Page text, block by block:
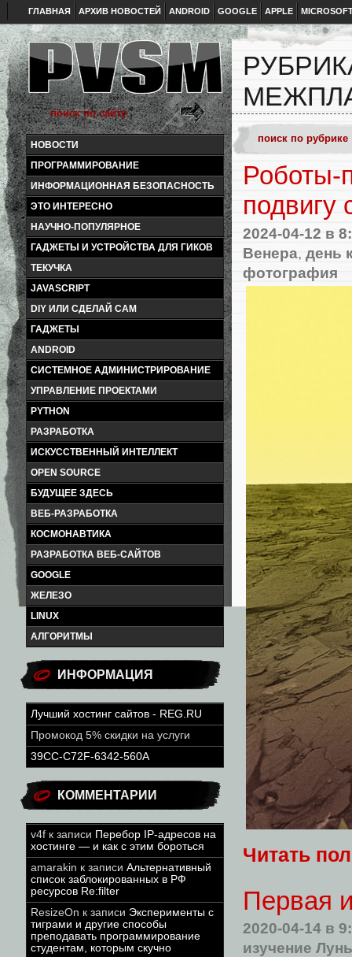
ГЛАВНАЯ АРХИВ НОВОСТЕЙ ANDROID GOOGLE APPLE
НОВОСТИ
ПРОГРАММИРОВАНИЕ
ИНФОРМАЦИОННАЯ БЕЗОПАСНОСТЬ
ЭТО ИНТЕРЕСНО
НАУЧНО-ПОПУЛЯРНОЕ
ГАДЖЕТЫ И УСТРОЙСТВА ДЛЯ ГИКОВ
ТЕКУЧКА
JAVASCRIPT
DIY ИЛИ СДЕЛАЙ САМ
ГАДЖЕТЫ
ANDROID
СИСТЕМНОЕ АДМИНИСТРИРОВАНИЕ
УПРАВЛЕНИЕ ПРОЕКТАМИ
PYTHON
РАЗРАБОТКА
ИСКУССТВЕННЫЙ ИНТЕЛЛЕКТ
OPEN SOURCE
БУДУЩЕЕ ЗДЕСЬ
ВЕБ-РАЗРАБОТКА
КОСМОНАВТИКА
РАЗРАБОТКА ВЕБ-САЙТОВ
GOOGLE
ЖЕЛЕЗО
LINUX
АЛГОРИТМЫ
ИНФОРМАЦИЯ
Лучший хостинг сайтов - REG.RU
Промокод 5% скидки на услуги
39CC-C72F-6342-560A
КОММЕНТАРИИ
v4f к записи Перебор IP-адресов на
хостинге — и как с этим бороться
amarakin к записи Альтернативный
список заблокированных в РФ
ресурсов Re:filter
ResizeOn к записи Эксперименты с
тиграми и другие способы
преподавать программирование
студентам, которым скучно
Роботы-
подвигу
2024-04-12 в
Венера, день
фотография
Читать
Первая
2020-04-14 в
изучение